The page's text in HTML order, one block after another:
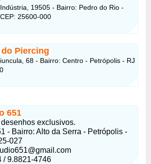
19505 - Bairro: Pedro do Rio -
25600-000
Piercing
68 - Bairro: Centro - Petrópolis - RJ
651
exclusivos.
- Bairro: Alto da Serra - Petrópolis -
027
/ 9.8821-4746